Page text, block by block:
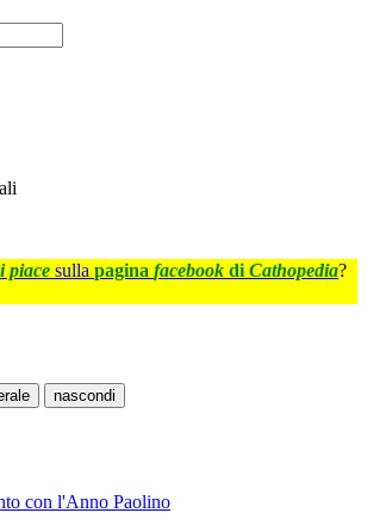
piace sulla pagina facebook di Cathopedia?
nascondi
con l'Anno Paolino